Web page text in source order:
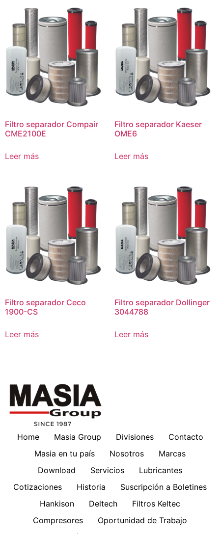
Filtro separador Compair
CME2100E
Leer más
Filtro separador Kaeser
OME6
Leer más
Filtro separador Ceco
1900-CS
Leer más
Filtro separador Dollinger
3044788
Leer más
Home Masia Group Divisiones
Contacto
Masia en tu país
Nosotros
Marcas
Download
Servicios
Lubricantes
Cotizaciones
Historia
Suscripción a Boletines
Hankison
Deltech
Filtros Keltec
Compresores
Oportunidad de Trabajo